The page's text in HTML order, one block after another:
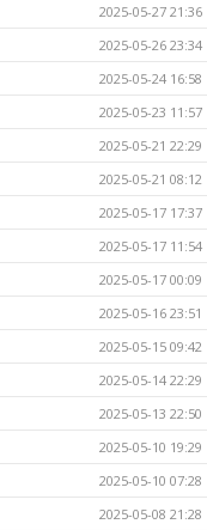
2025-05-27 21:36
2025-05-26 23:34
2025-05-24 16:58
2025-05-23 11:57
2025-05-21 22:29
2025-05-21 08:12
2025-05-17 17:37
2025-05-17 11:54
2025-05-17 00:09
2025-05-16 23:51
2025-05-15 09:42
2025-05-14 22:29
2025-05-13 22:50
2025-05-10 19:29
2025-05-10 07:28
2025-05-08 21:28